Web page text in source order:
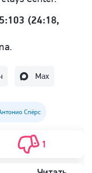
(24:18,
Max
Спёрс
1